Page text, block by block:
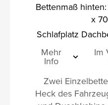
Bettenmaß
x
Schlafplatz
Mehr
Info
Im
Zwei
Heck des